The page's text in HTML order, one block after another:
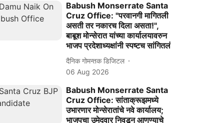
Babush Monserrate Santa
Cruz Office: "परवानगी मागितली
असती तर नकारच दिला असता!",
बाबूश मोन्सेरात यांच्या कार्यालयावरुन
भाजप प्रदेशाध्यक्षांनी स्पष्टच सांगितलं
दैनिक गोमन्तक डिजिटल
06 Aug 2026
Babush Monserrate Santa
Cruz Office: सांताक्रूझमध्ये
उभारणार मोन्सेरातांचे नवे कार्यालय;
भाजपचा उमेदवार निवडून आणण्याचे